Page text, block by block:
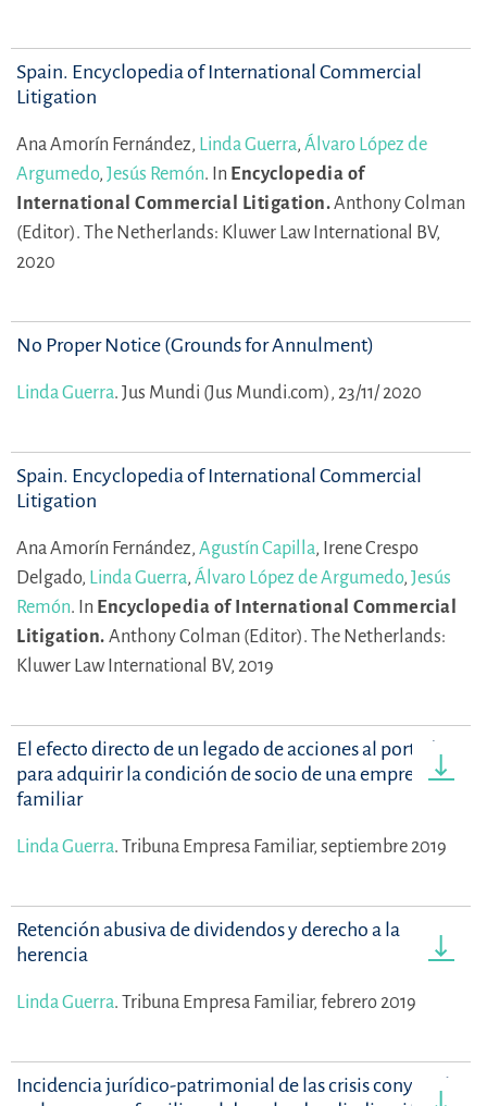
Spain. Encyclopedia of International Commercial
Litigation
Ana Amorín Fernández, Linda Guerra, Álvaro López de
Argumedo, Jesús Remón. In Encyclopedia of
International Commercial Litigation.Anthony Colman
(Editor). The Netherlands: Kluwer Law International BV,
2020
No Proper Notice (Grounds for Annulment)
Linda Guerra. Jus Mundi (Jus Mundi.com), 23/11/ 2020
Spain. Encyclopedia of International Commercial
Litigation
Ana Amorín Fernández, Agustín Capilla, Irene Crespo
Delgado, Linda Guerra, Álvaro López de Argumedo, Jesús
Remón. In Encyclopedia of International Commercial
Litigation. Anthony Colman (Editor). The Netherlands:
Kluwer Law International BV, 2019
El efecto directo de un legado de acciones al portador
para adquirir la condición de socio de una empresa
familiar
Linda Guerra. Tribuna Empresa Familiar, septiembre 2019
Retención abusiva de dividendos y derecho a la
herencia
Linda Guerra. Tribuna Empresa Familiar, febrero 2019
Incidencia jurídico-patrimonial de las crisis conyugales